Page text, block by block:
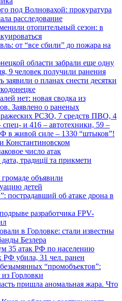
под Волновахой: прокуратура
расследование
отопительный сезон: в
от “все сбили” до пожара на
области забрали еще одну
9 человек получили ранения
заявили о планах снести десятки
нет: новая сводка из
Заявлено о раненых
РСЗО, 7 средств ПВО, 4
спец- и 416 – автотехники, 59 –
в живой силе – 1330 “штыков”!
Константиновском
число атак
традиції та прикмети
объявили
детей
пострадавший об атаке дрона в
разработчика FPV-
в Горловке: стали известны
Безлера
35 атак РФ по населению
РФ убила, 31 чел. ранен
“промобъектов”:
Горловки
пришла аномальная жара. Что